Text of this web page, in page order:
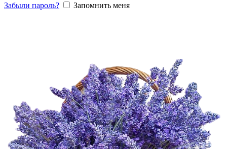
Забыли пароль? Запомнить меня